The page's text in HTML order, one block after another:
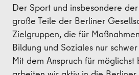
Der Sport und insbesondere
große Teile der Berliner
Zielgruppen, die für
Bildung und Soziales nur
Mit dem Anspruch für möglichst